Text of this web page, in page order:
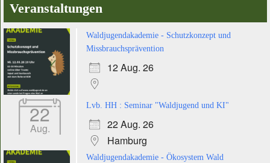
Veranstaltungen
Waldjugendakademie - Schutzkonzept und
Missbrauchsprävention
12 Aug. 26
22
Aug.
Lvb. HH : Seminar "Waldjugend und KI"
22 Aug. 26
Hamburg
Waldjugendakademie - Ökosystem Wald